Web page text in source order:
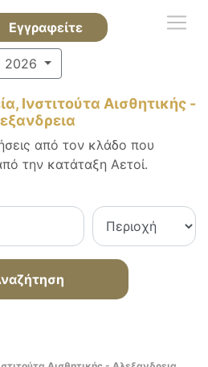
Εγγραφείτε
2026
Ινστιτούτα Αισθητικής -
από τον κλάδο που
την κατάταξη Αετοί.